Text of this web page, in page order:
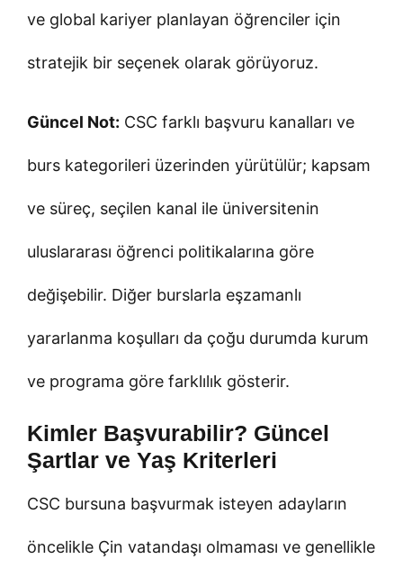
ve global kariyer planlayan öğrenciler için
stratejik bir seçenek olarak görüyoruz.
Güncel Not: CSC farklı başvuru kanalları ve
burs kategorileri üzerinden yürütülür; kapsam
ve süreç, seçilen kanal ile üniversitenin
uluslararası öğrenci politikalarına göre
değişebilir. Diğer burslarla eşzamanlı
yararlanma koşulları da çoğu durumda kurum
ve programa göre farklılık gösterir.
Kimler Başvurabilir? Güncel
Şartlar ve Yaş Kriterleri
CSC bursuna başvurmak isteyen adayların
öncelikle Çin vatandaşı olmaması ve genellikle